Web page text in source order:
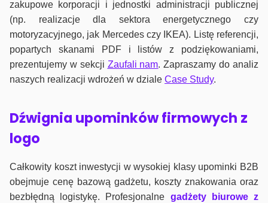
zakupowe korporacji i jednostki administracji publicznej
(np. realizacje dla sektora energetycznego czy
motoryzacyjnego, jak Mercedes czy IKEA). Listę referencji,
popartych skanami PDF i listów z podziękowaniami,
prezentujemy w sekcji Zaufali nam. Zapraszamy do analiz
naszych realizacji wdrożeń w dziale Case Study.
Dźwignia upominków firmowych z
logo
Całkowity koszt inwestycji w wysokiej klasy upominki B2B
obejmuje cenę bazową gadżetu, koszty znakowania oraz
bezbłędną logistykę. Profesjonalne gadżety biurowe z